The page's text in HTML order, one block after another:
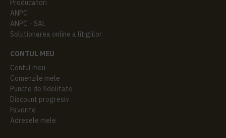
Producatori
ANPC
ANPC - SAL
Solutionarea online a litigiilor
CONTUL MEU
Contul meu
Comenzile mele
Puncte de fidelitate
Discount progresiv
Favorite
Adresele mele